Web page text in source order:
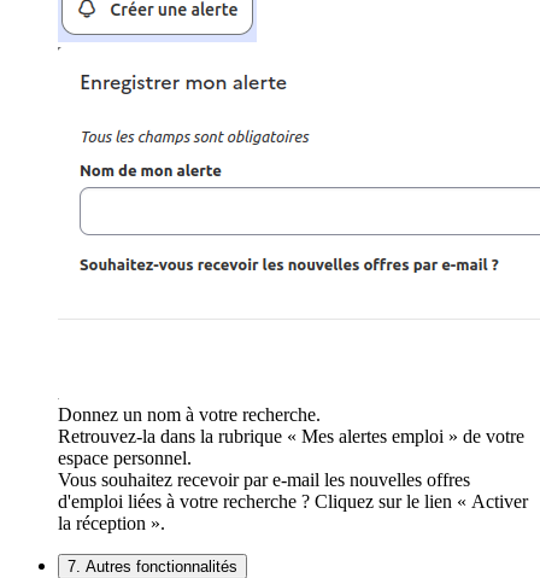
Donnez un nom à votre recherche.
Retrouvez-la dans la rubrique « Mes alertes emploi » de votre
espace personnel.
Vous souhaitez recevoir par e-mail les nouvelles offres
d'emploi liées à votre recherche ? Cliquez sur le lien « Activer
la réception ».
7. Autres fonctionnalités